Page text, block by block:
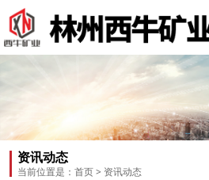
资讯动态
当前位置是： 首页> 资讯动态